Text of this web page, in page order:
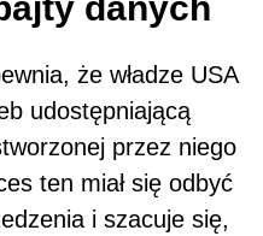
że władze USA
udostępniającą
przez niego
ten miał się odbyć
i szacuje się,